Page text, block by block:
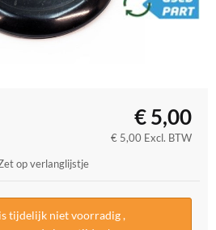
brand
€5,00
€ 5,00 Excl. BTW
op verlanglijstje
tijdelijk niet voorradig ,